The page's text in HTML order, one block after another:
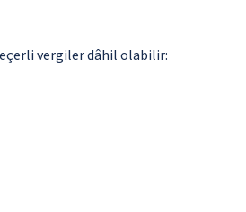
vergiler dâhil olabilir: